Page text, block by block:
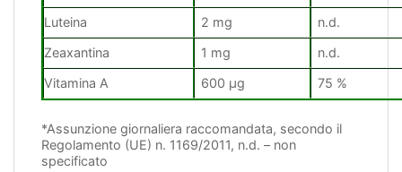
Luteina 2 mg
n.d.
Zeaxantina
1 mg
n.d.
Vitamina A
600 µg 75 %
*Assunzione giornaliera raccomandata, secondo il
Regolamento (UE) n. 1169/2011, n.d. – non
specificato